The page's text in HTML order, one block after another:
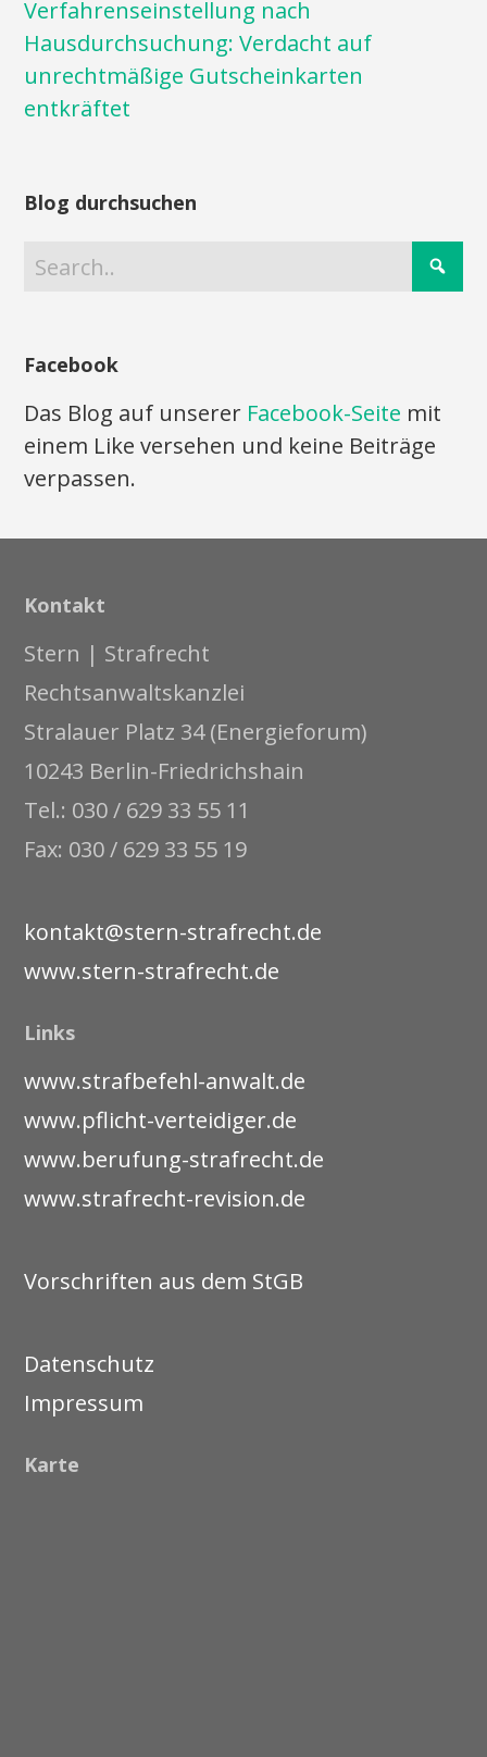
Verfahrenseinstellung nach
Hausdurchsuchung: Verdacht auf
unrechtmäßige Gutscheinkarten
entkräftet
Blog durchsuchen
Facebook
Das Blog auf unserer Facebook-Seite mit
einem Like versehen und keine Beiträge
verpassen.
Kontakt
Stern | Strafrecht
Rechtsanwaltskanzlei
Stralauer Platz 34 (Energieforum)
10243 Berlin-Friedrichshain
Tel.: 030 / 629 33 55 11
Fax: 030 / 629 33 55 19
kontakt@stern-strafrecht.de
www.stern-strafrecht.de
Links
www.strafbefehl-anwalt.de
www.pflicht-verteidiger.de
www.berufung-strafrecht.de
www.strafrecht-revision.de
Vorschriften aus dem StGB
Datenschutz
Impressum
Karte